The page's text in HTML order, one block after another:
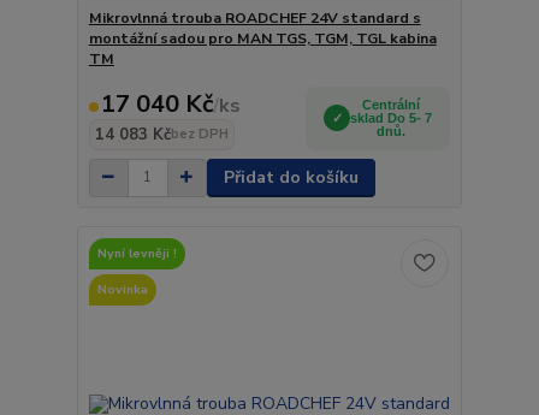
Mikrovlnná trouba ROADCHEF 24V standard s
montážní sadou pro MAN TGS, TGM, TGL kabina
TM
17 040 Kč/ks
14 083 Kčbez DPH
Centrální
sklad Do 5- 7
dnů.
Přidat do košíku
Nyní levněji !
Novinka